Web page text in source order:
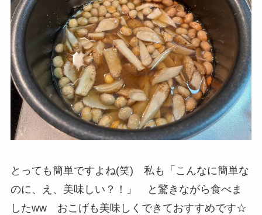
とっても簡単ですよね(笑) 私も「こんなに簡単な
のに、え、美味しい？！」 と驚きながら食べま
したww おこげも美味しくできておすすめです☆